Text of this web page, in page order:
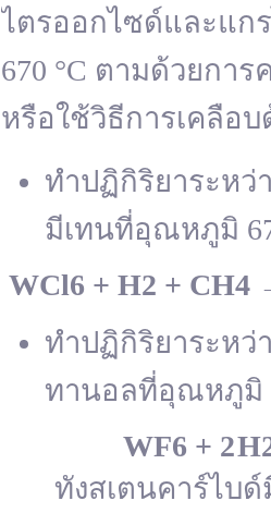
ไตรออกไซด์และแก
670 °C ตามด้วยกา
หรือใช้วิธีการเคลือบ
ทำปฏิกิริยาระหว่
มีเทนที่อุณหภูมิ
WCl6 + H2 + CH4
ทำปฏิกิริยาระหว่
ทานอลที่อุณหภูมิ
WF6 + 2 H
ทังสเตนคาร์ไบด์มี